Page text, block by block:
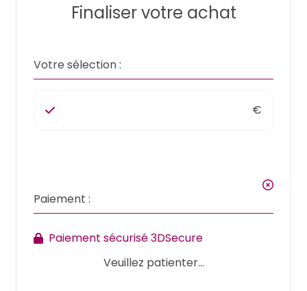
Finaliser votre achat
Votre sélection :
€
Paiement :
Paiement sécurisé 3DSecure
Veuillez patienter...